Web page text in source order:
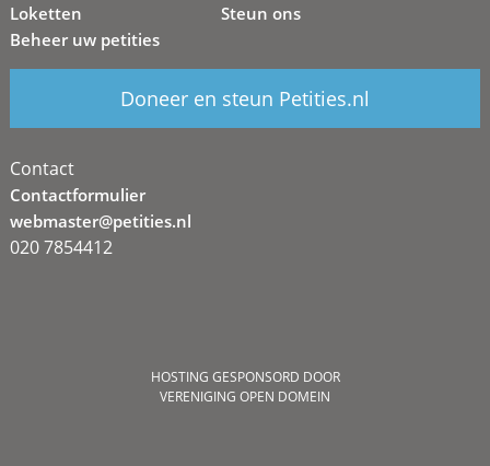
Loketten
Beheer uw petities
Steun ons
Doneer en steun Petities.nl
Contact
Contactformulier
webmaster@petities.nl
020 7854412
HOSTING GESPONSORD DOOR
VERENIGING OPEN DOMEIN